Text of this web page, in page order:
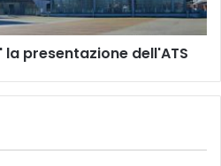
la presentazione dell'ATS